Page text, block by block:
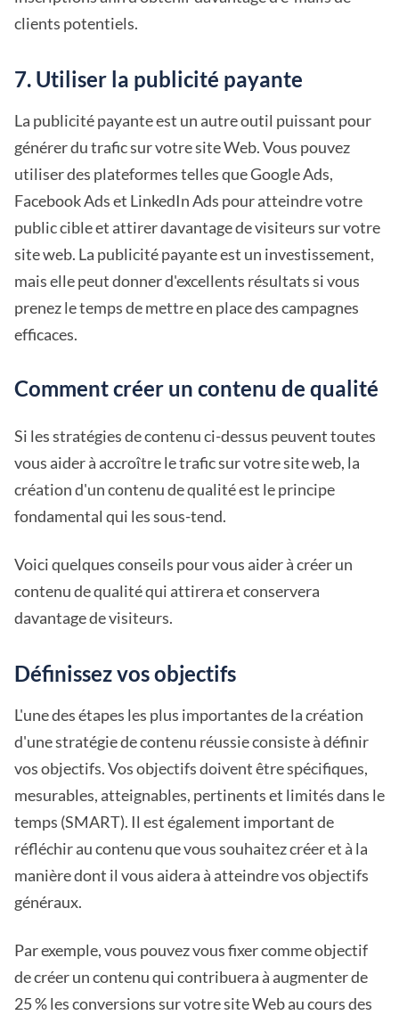
clients potentiels.
7. Utiliser la publicité payante
La publicité payante est un autre outil puissant pour
générer du trafic sur votre site Web. Vous pouvez
utiliser des plateformes telles que Google Ads,
Facebook Ads et LinkedIn Ads pour atteindre votre
public cible et attirer davantage de visiteurs sur votre
site web. La publicité payante est un investissement,
mais elle peut donner d'excellents résultats si vous
prenez le temps de mettre en place des campagnes
efficaces.
Comment créer un contenu de qualité
Si les stratégies de contenu ci-dessus peuvent toutes
vous aider à accroître le trafic sur votre site web, la
création d'un contenu de qualité est le principe
fondamental qui les sous-tend.
Voici quelques conseils pour vous aider à créer un
contenu de qualité qui attirera et conservera
davantage de visiteurs.
Définissez vos objectifs
L'une des étapes les plus importantes de la création
d'une stratégie de contenu réussie consiste à définir
vos objectifs. Vos objectifs doivent être spécifiques,
mesurables, atteignables, pertinents et limités dans le
temps (SMART). Il est également important de
réfléchir au contenu que vous souhaitez créer et à la
manière dont il vous aidera à atteindre vos objectifs
généraux.
Par exemple, vous pouvez vous fixer comme objectif
de créer un contenu qui contribuera à augmenter de
25 % les conversions sur votre site Web au cours des